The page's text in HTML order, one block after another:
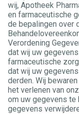
wij, Apotheek
en farmaceutische
de bepalingen over
Verordening
dat wij uw
farmaceutische
dat wij uw
derden. Wij
het verlenen van
om uw gegevens te
gegevens